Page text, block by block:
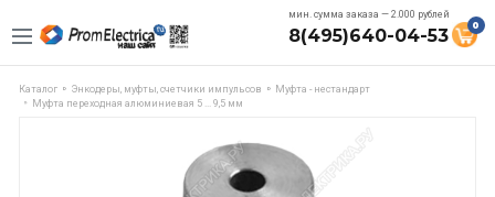
мин. сумма заказа — 2.000 рублей
8(495)640-04-53 0
Каталог Энкодеры, муфты, счетчики импульсов
Муфта - нестандарт
Муфта переходная алюминиевая 5 ... 9,5 мм